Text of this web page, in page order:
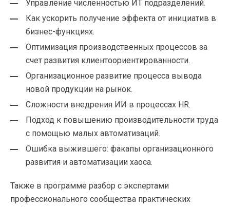
Управление численностью ИТ подразделений.
Как ускорить получение эффекта от инициатив в
бизнес-функциях.
Оптимизация производственных процессов за
счет развития клиентоориентированности.
Организационное развитие процесса вывода
новой продукции на рынок.
Сложности внедрения ИИ в процессах HR.
Подход к повышению производительности труда
с помощью малых автоматизаций.
Ошибка выжившего: факапы организационного
развития и автоматизации хаоса.
Также в программе разбор с экспертами
профессионального сообщества практических